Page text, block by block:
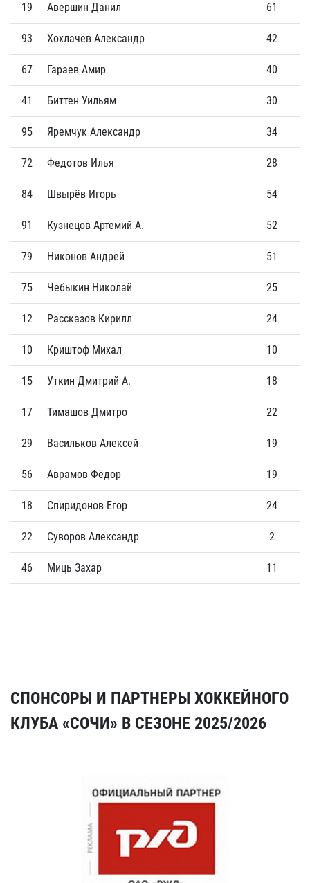
19 Авершин Данил 61
93 Хохлачёв Александр 42
67 Гараев Амир 40
41 Биттен Уильям 30
95 Яремчук Александр 34
72 Федотов Илья 28
84 Швырёв Игорь 54
91 Кузнецов Артемий А. 52
79 Никонов Андрей 51
75 Чебыкин Николай 25
12 Рассказов Кирилл 24
10 Криштоф Михал 10
15 Уткин Дмитрий А. 18
17 Тимашов Дмитро 22
29 Васильков Алексей 19
56 Аврамов Фёдор 19
18 Спиридонов Егор 24
22 Суворов Александр 2
46 Миць Захар 11
СПОНСОРЫ И ПАРТНЕРЫ ХОККЕЙНОГО
КЛУБА «СОЧИ» В СЕЗОНЕ 2025/2026